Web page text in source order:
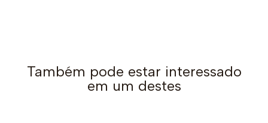
Também pode estar interessado
em um destes